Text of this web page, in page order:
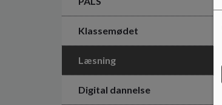
Klassemødet
Læsning
Digital dannelse